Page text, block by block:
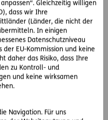
Gleichzeitig willigen
dass wir Ihre
(Länder, die nicht der
In einigen
Datenschutzniveau
der EU-Kommission und keine
daher das Risiko, dass Ihre
zu Kontroll- und
und keine wirksamen
Navigation. Für uns
versichern Ihre fahrende
und moderne